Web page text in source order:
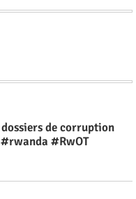
dossiers de corruption
#RwOT